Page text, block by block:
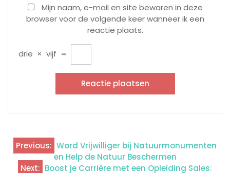
Mijn naam, e-mail en site bewaren in deze
browser voor de volgende keer wanneer ik een
reactie plaats.
drie × vijf =
Berichtnavigatie
Previous: Word Vrijwilliger bij Natuurmonumenten
en Help de Natuur Beschermen
Next: Boost je Carrière met een Opleiding Sales: